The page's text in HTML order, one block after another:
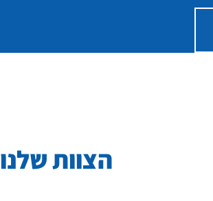
הצוות שלנו